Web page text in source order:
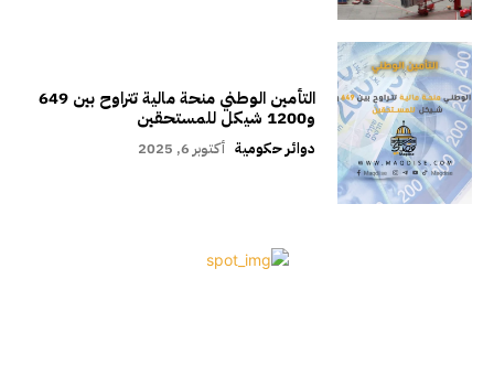
التأمين الوطني منحة مالية تتراوح بين 649
و1200 شيكل للمستحقين
دوائر حكومية أكتوبر 6, 2025